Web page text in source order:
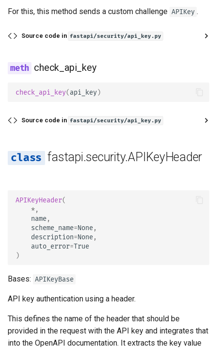
or
OAuth2AuthorizationCodeBeare
auto_error
or
OAuth2PasswordBearer
model
auto_error
make_not_authenticated_err
or
For this, this method sends a custom challenge APIKey .
Source code in fastapi/security/api_key.py
check_api_key
check_api_key(api_key)
Source code in fastapi/security/api_key.py
fastapi.security.APIKeyHeader
APIKeyHeader(
*,
name,
scheme_name=None,
description=None,
auto_error=True
)
Bases: APIKeyBase
API key authentication using a header.
This defines the name of the header that should be
provided in the request with the API key and integrates that
into the OpenAPI documentation. It extracts the key value